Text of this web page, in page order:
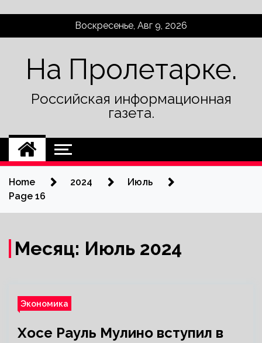
Воскресенье, Авг 9, 2026
На Пролетарке.
Российская информационная
газета.
Home 2024
Июль
Page 16
Месяц: Июль 2024
Экономика
Хосе Рауль Мулино вступил в